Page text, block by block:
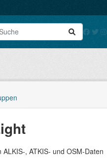
, ATKIS- und OSM-Daten